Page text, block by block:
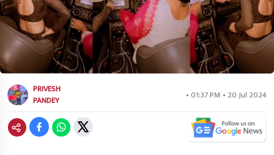
PRIVESH
PANDEY
• 01:37 PM • 20 Jul 2024